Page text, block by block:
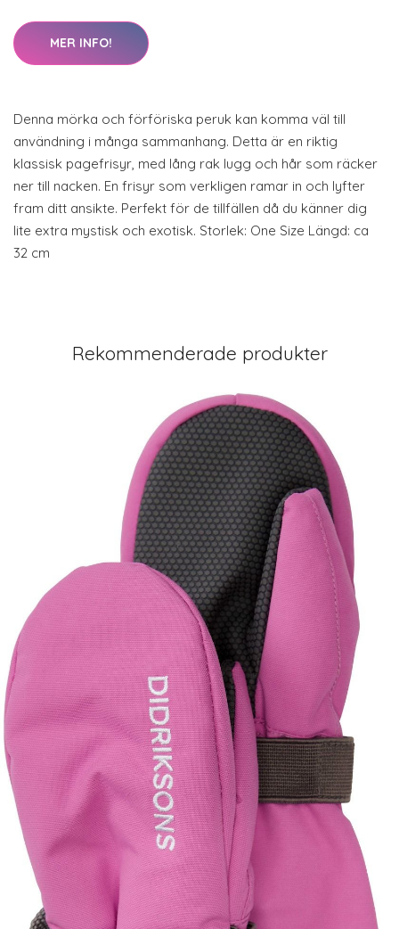
MER INFO!
Denna mörka och förföriska peruk kan komma väl till
användning i många sammanhang. Detta är en riktig
klassisk pagefrisyr, med lång rak lugg och hår som räcker
ner till nacken. En frisyr som verkligen ramar in och lyfter
fram ditt ansikte. Perfekt för de tillfällen då du känner dig
lite extra mystisk och exotisk. Storlek: One Size Längd: ca
32 cm
Rekommenderade produkter